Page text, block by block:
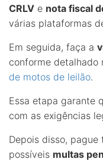
CRLV e nota fiscal
várias plataformas
Em seguida, faça a
conforme detalhado
de motos de leilão.
Essa etapa garante
com as exigências
Depois disso, pague
possíveis multas